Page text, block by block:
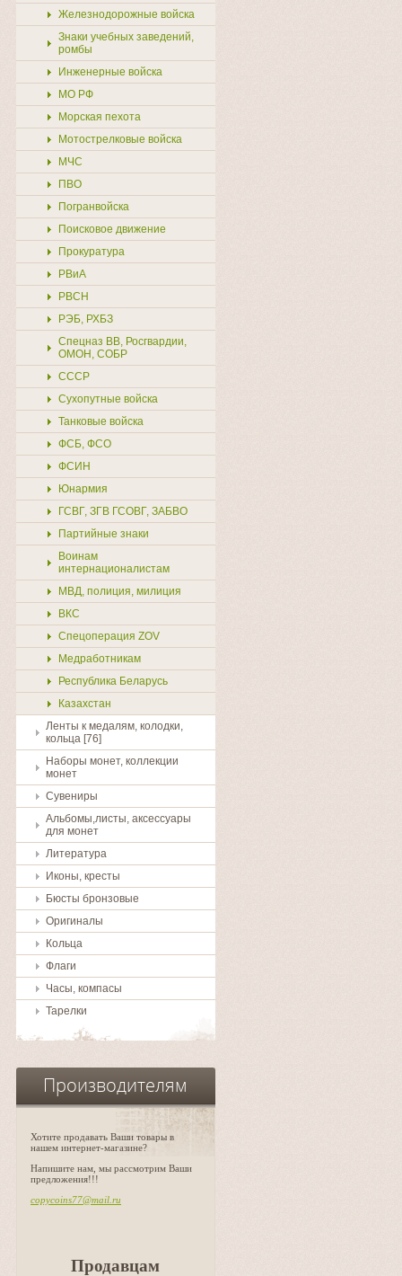
Железнодорожные войска
Знаки учебных заведений,
ромбы
Инженерные войска
МО РФ
Морская пехота
Мотострелковые войска
МЧС
ПВО
Погранвойска
Поисковое движение
Прокуратура
РВиА
РВСН
РЭБ, РХБЗ
Спецназ ВВ, Росгвардии,
ОМОН, СОБР
СССР
Сухопутные войска
Танковые войска
ФСБ, ФСО
ФСИН
Юнармия
ГСВГ, ЗГВ ГСОВГ, ЗАБВО
Партийные знаки
Воинам
интернационалистам
МВД, полиция, милиция
ВКС
Спецоперация ZOV
Медработникам
Республика Беларусь
Казахстан
Ленты к медалям, колодки,
кольца [76]
Наборы монет, коллекции
монет
Сувениры
Альбомы,листы, аксессуары
для монет
Литература
Иконы, кресты
Бюсты бронзовые
Оригиналы
Кольца
Флаги
Часы, компасы
Тарелки
Производителям
Хотите продавать Ваши товары в
нашем интернет-магазине?
Напишите нам, мы рассмотрим Ваши
предложения!!!
copycoins77@mail.ru
Продавцам